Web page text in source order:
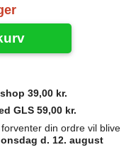
39,00 kr.
GLS 59,00 kr.
din ordre vil blive
d. 12. august